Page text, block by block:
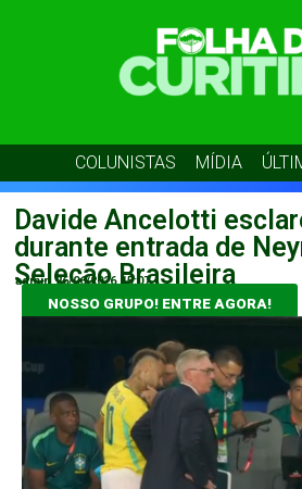
COLUNISTAS MÍDIA
Davide Ancelotti
durante entrada de
Seleção Brasileira
admin 26/06/2026 15:07
NOSSO GRUPO! ENTRE AGORA!